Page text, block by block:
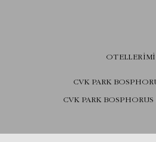
CVK PARK
CVK PARK BOSPHORUS